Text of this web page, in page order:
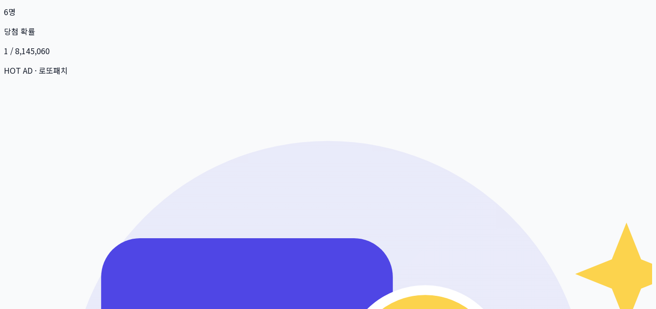
6명
당첨 확률
1 / 8,145,060
HOT AD · 로또패치